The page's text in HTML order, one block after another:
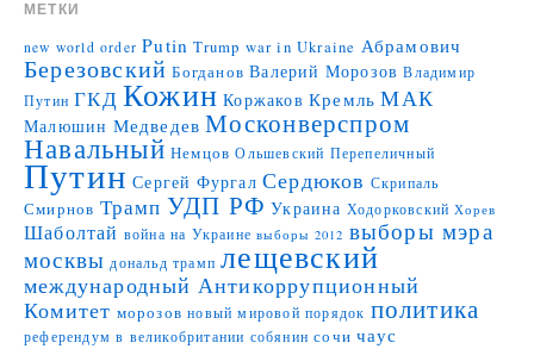
МЕТКИ
new world order Putin Trump war in Ukraine Абрамович
Березовский Богданов Валерий Морозов Владимир
Путин ГКД Кожин Коржаков Кремль МАК
Малюшин Медведев Москонверспром
Навальный Немцов Ольшевский Перепеличный
Путин Сергей Фургал Сердюков Скрипаль
Смирнов Трамп УДП РФ Украина Ходорковский Хорев
Шаболтай война на Украине выборы 2012 выборы мэра
москвы дональд трамп лещевский
международный Антикоррупционный
Комитет морозов новый мировой порядок политика
референдум в великобритании собянин сочи чаус